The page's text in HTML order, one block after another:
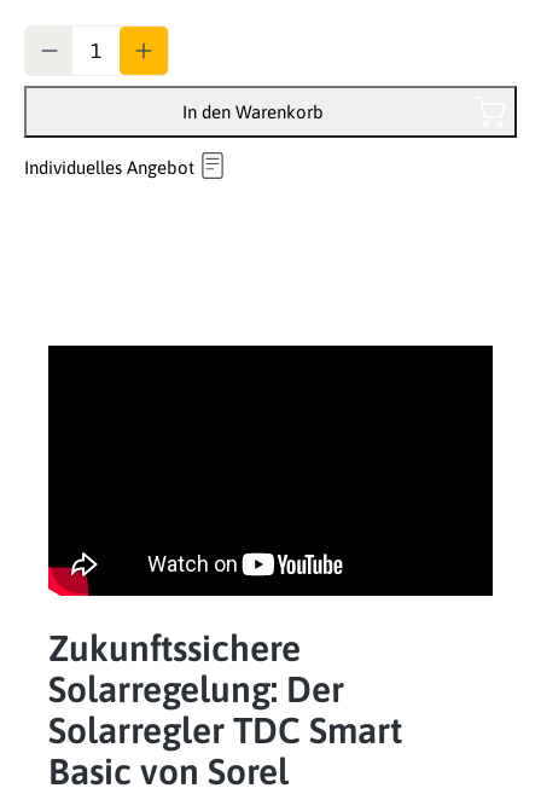
In den Warenkorb
Individuelles Angebot
Zukunftssichere
Solarregelung: Der
Solarregler TDC Smart
Basic von Sorel